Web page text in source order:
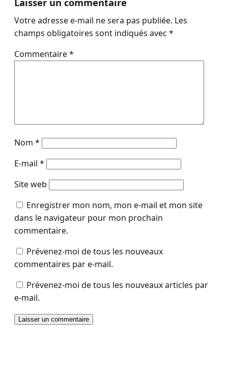
Votre adresse e-mail ne sera pas publiée. Les
champs obligatoires sont indiqués avec *
Commentaire*
Nom *
E-mail *
Site web
Enregistrer mon nom, mon e-mail et mon site
dans le navigateur pour mon prochain
commentaire.
Prévenez-moi de tous les nouveaux
commentaires par e-mail.
Prévenez-moi de tous les nouveaux articles par
e-mail.